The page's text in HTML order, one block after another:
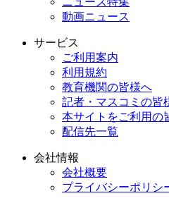
動画ニュース
サービス
ご利用案内
利用規約
教育機関の皆様へ
記者・マスコミの皆
本サイトをご利用の
配信先一覧
会社情報
会社概要
プライバシーポリシ